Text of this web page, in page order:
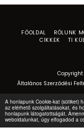
A honlapunk Cookie-kat (sütiket)
az elérhető szolgáltatásokat, és
honlapunk látogatottságát.
weboldalunkat, úgy elfogadod a
Általános Szerződési
FŐOLDAL RÓLUNK
CIKKEK
TI